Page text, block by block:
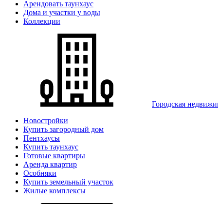
Арендовать таунхаус
Дома и участки у воды
Коллекции
Городская
Новостройки
Купить загородный дом
Пентхаусы
Купить таунхаус
Готовые квартиры
Аренда квартир
Особняки
Купить земельный участок
Жилые комплексы